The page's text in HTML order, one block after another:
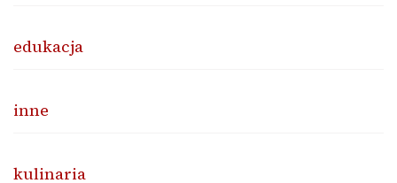
edukacja
inne
kulinaria